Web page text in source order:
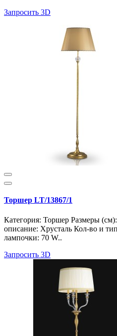
Запросить 3D
Торшер LT/13867/1
Категория: Торшер Размеры
описание: Хрусталь Кол-во и
лампочки: 70 W..
Запросить 3D